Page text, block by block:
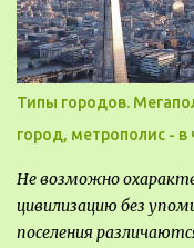
Типы городов.
город, метрополис - в
Не возможно
цивилизацию без
поселения